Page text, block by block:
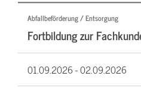
Abfallbeförderung / Entsorgung
Fortbildung zur
01.09.2026 -02.09.2026